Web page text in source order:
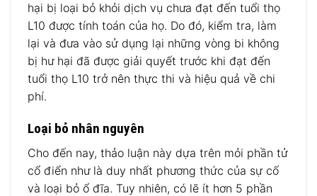
hại bị loại bỏ khỏi dịch vụ chưa đạt đến tuổi thọ
L10 được tính toán của họ. Do đó, kiểm tra, làm
lại và đưa vào sử dụng lại những vòng bi không
bị hư hại đã được giải quyết trước khi đạt đến
tuổi thọ L10 trở nên thực thi và hiệu quả về chi
phí.
Loại bỏ nhân nguyên
Cho đến nay, thảo luận này dựa trên mỏi phần tử
cổ điển như là duy nhất phương thức của sự cố
và loại bỏ ổ đĩa. Tuy nhiên, có lẽ ít hơn 5 phần